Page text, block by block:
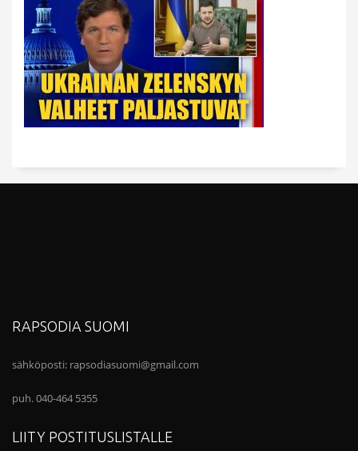
RAPSODIA SUOMI
sähköposti: rapsodiasuomi@gmail.com
puh. 040-464 5355
LIITY POSTITUSLISTALLE